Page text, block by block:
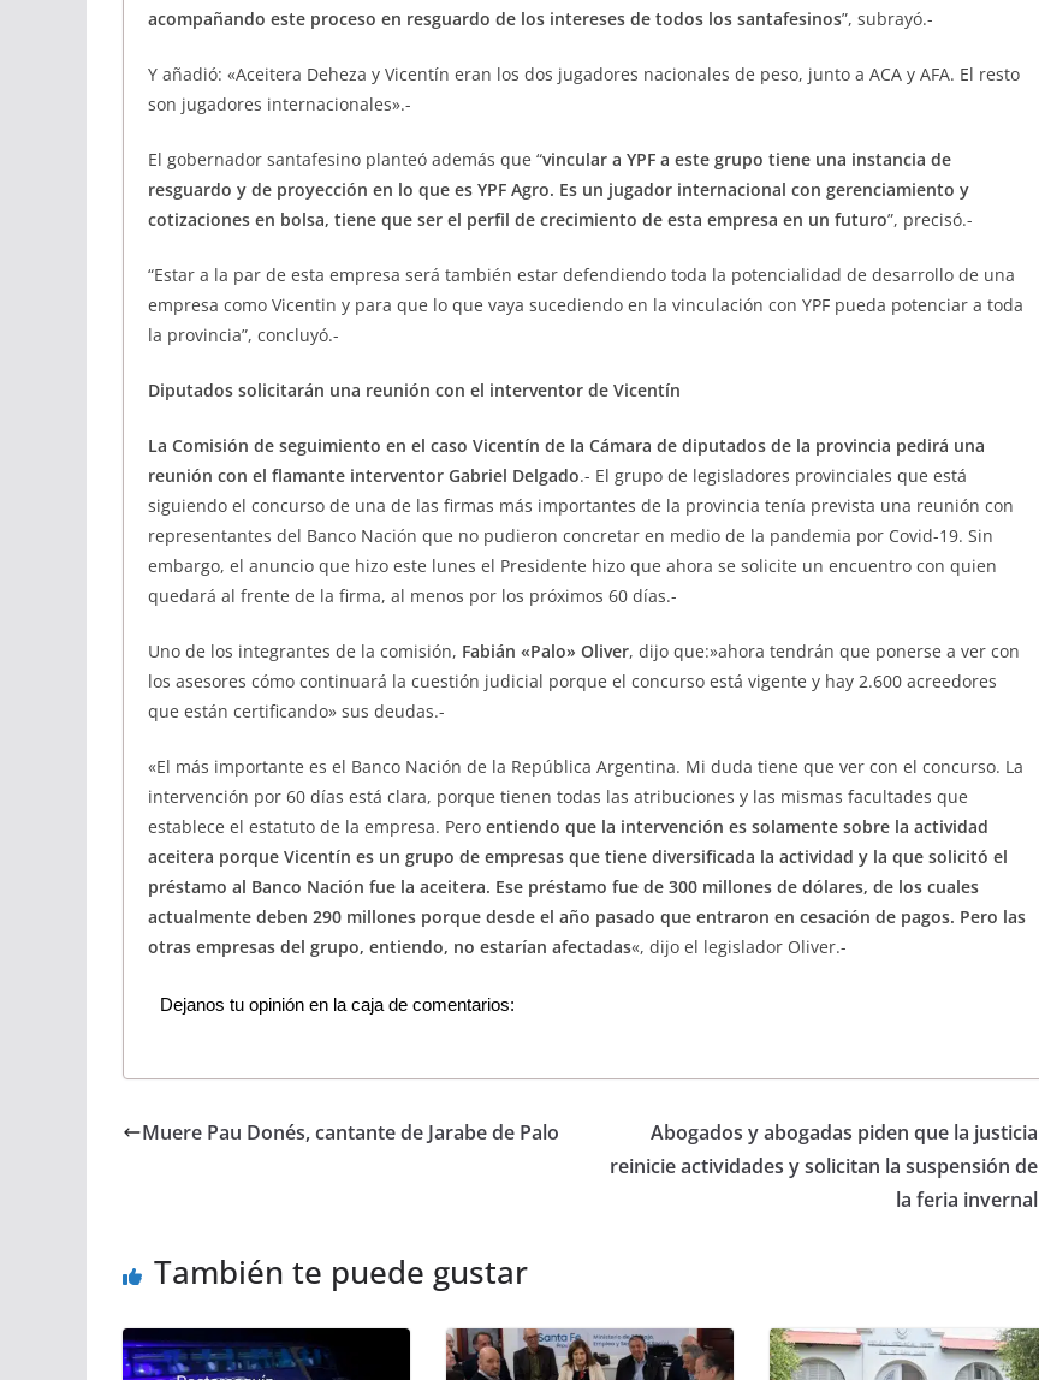
acompañando este proceso en resguardo de los intereses de todos los santafesinos”, subrayó.-
Y añadió: «Aceitera Deheza y Vicentín eran los dos jugadores nacionales de peso, junto a ACA y AFA. El resto
son jugadores internacionales».-
El gobernador santafesino planteó además que “vincular a YPF a este grupo tiene una instancia de
resguardo y de proyección en lo que es YPF Agro. Es un jugador internacional con gerenciamiento y
cotizaciones en bolsa, tiene que ser el perfil de crecimiento de esta empresa en un futuro”, precisó.-
“Estar a la par de esta empresa será también estar defendiendo toda la potencialidad de desarrollo de una
empresa como Vicentin y para que lo que vaya sucediendo en la vinculación con YPF pueda potenciar a toda
la provincia”, concluyó.-
Diputados solicitarán una reunión con el interventor de Vicentín
La Comisión de seguimiento en el caso Vicentín de la Cámara de diputados de la provincia pedirá una
reunión con el flamante interventor Gabriel Delgado.- El grupo de legisladores provinciales que está
siguiendo el concurso de una de las firmas más importantes de la provincia tenía prevista una reunión con
representantes del Banco Nación que no pudieron concretar en medio de la pandemia por Covid-19. Sin
embargo, el anuncio que hizo este lunes el Presidente hizo que ahora se solicite un encuentro con quien
quedará al frente de la firma, al menos por los próximos 60 días.-
Uno de los integrantes de la comisión, Fabián «Palo» Oliver, dijo que:»ahora tendrán que ponerse a ver con
los asesores cómo continuará la cuestión judicial porque el concurso está vigente y hay 2.600 acreedores
que están certificando» sus deudas.-
«El más importante es el Banco Nación de la República Argentina. Mi duda tiene que ver con el concurso. La
intervención por 60 días está clara, porque tienen todas las atribuciones y las mismas facultades que
establece el estatuto de la empresa. Pero entiendo que la intervención es solamente sobre la actividad
aceitera porque Vicentín es un grupo de empresas que tiene diversificada la actividad y la que solicitó el
préstamo al Banco Nación fue la aceitera. Ese préstamo fue de 300 millones de dólares, de los cuales
actualmente deben 290 millones porque desde el año pasado que entraron en cesación de pagos. Pero las
otras empresas del grupo, entiendo, no estarían afectadas«, dijo el legislador Oliver.-
Dejanos tu opinión en la caja de comentarios:
Muere Pau Donés, cantante de Jarabe de Palo
Abogados y abogadas piden que la justicia
reinicie actividades y solicitan la suspensión de
la feria invernal
También te puede gustar